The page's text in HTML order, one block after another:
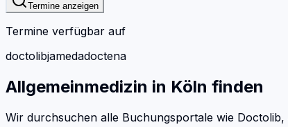
Termine anzeigen
Termine verfügbar auf
doctolibjamedadoctena
Allgemeinmedizin in Köln finden
Wir durchsuchen alle Buchungsportale wie